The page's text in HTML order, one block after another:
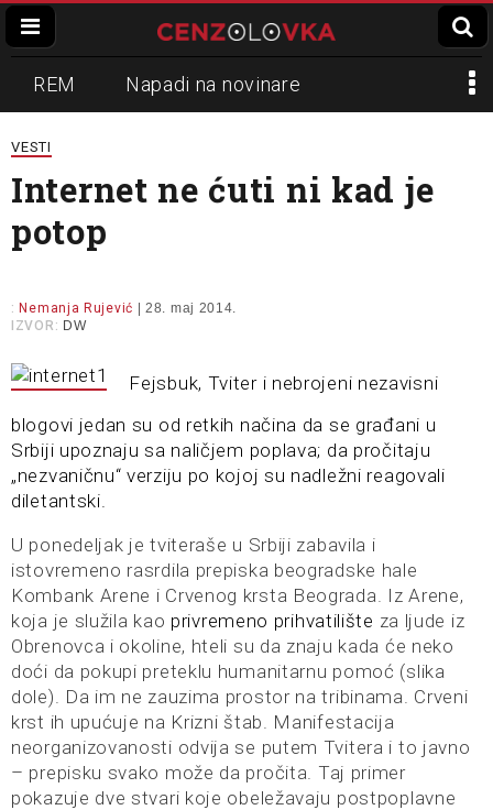
REM Napadi na novinare
Zvučni top
Propaganda Lokalni mediji
Informer
VESTI
Internet ne ćuti ni kad je
potop
: Nemanja Rujević | 28. maj 2014.
IZVOR: DW
Fejsbuk, Tviter i nebrojeni nezavisni
blogovi jedan su od retkih načina da se građani u
Srbiji upoznaju sa naličjem poplava; da pročitaju
„nezvaničnu“ verziju po kojoj su nadležni reagovali
diletantski.
U ponedeljak je tviteraše u Srbiji zabavila i
istovremeno rasrdila prepiska beogradske hale
Kombank Arene i Crvenog krsta Beograda. Iz Arene,
koja je služila kao privremeno prihvatilište za ljude iz
Obrenovca i okoline, hteli su da znaju kada će neko
doći da pokupi preteklu humanitarnu pomoć (slika
dole). Da im ne zauzima prostor na tribinama. Crveni
krst ih upućuje na Krizni štab. Manifestacija
neorganizovanosti odvija se putem Tvitera i to javno
– prepisku svako može da pročita. Taj primer
pokazuje dve stvari koje obeležavaju postpoplavne